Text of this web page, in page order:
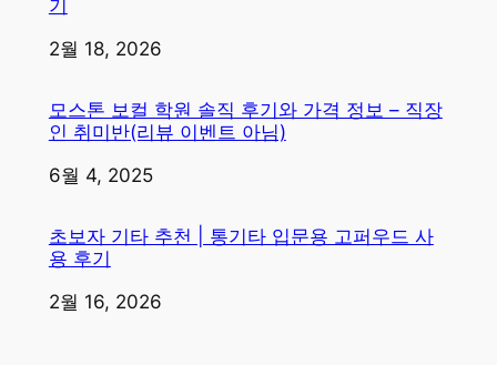
기
일자
2월 18, 2026
모스톤 보컬 학원 솔직 후기와 가격 정보 – 직장
인 취미반(리뷰 이벤트 아님)
일자
6월 4, 2025
초보자 기타 추천 | 통기타 입문용 고퍼우드 사
용 후기
일자
2월 16, 2026